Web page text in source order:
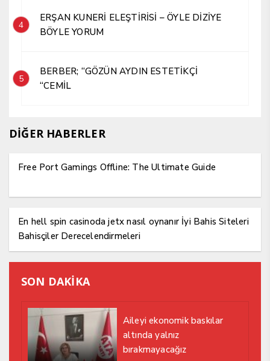
4
ERŞAN KUNERİ ELEŞTİRİSİ – ÖYLE DİZİYE
BÖYLE YORUM
5
BERBER; “GÖZÜN AYDIN ESTETİKÇİ
“CEMİL
DİĞER HABERLER
Free Port Gamings Offline: The Ultimate Guide
En hell spin casinoda jetx nasıl oynanır İyi Bahis Siteleri
Bahisçiler Derecelendirmeleri
SON DAKİKA
Aileyi ekonomik baskılar
altında yalnız
bırakmayacağız